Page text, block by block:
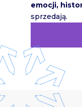
emocji,
sprzedają.